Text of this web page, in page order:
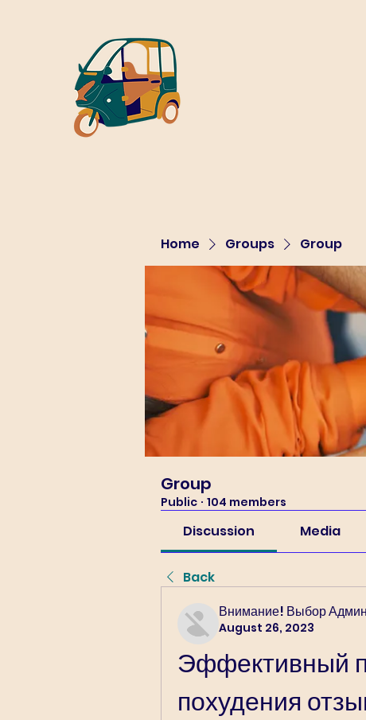
Home Groups Group
Group
Public · 104 members
Discussion Media
Back
Внимание! Выбор
August 26, 2023
Эффективный
похудения